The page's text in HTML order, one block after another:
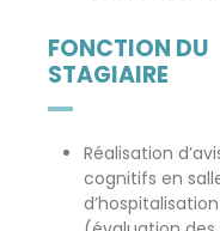
FONCTION DU
STAGIAIRE
Réalisation
cognitifs en
d’hospitalisation